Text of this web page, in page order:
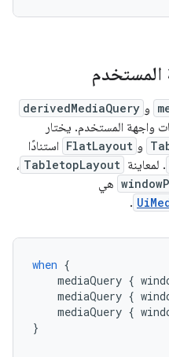
المستخدم
و derivedMediaQuery
واجهة المستخدم. يختار
و FlatLayout استنادًا
. لمعاينة TabletopLayout ،
هي
.
when {
mediaQuery {
mediaQuery {
mediaQuery {
}